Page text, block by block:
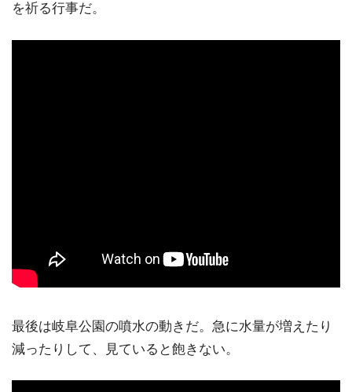
を祈る行事だ。
最後は岐阜公園の噴水の動きだ。急に水量が増えたり
減ったりして、見ていると飽きない。